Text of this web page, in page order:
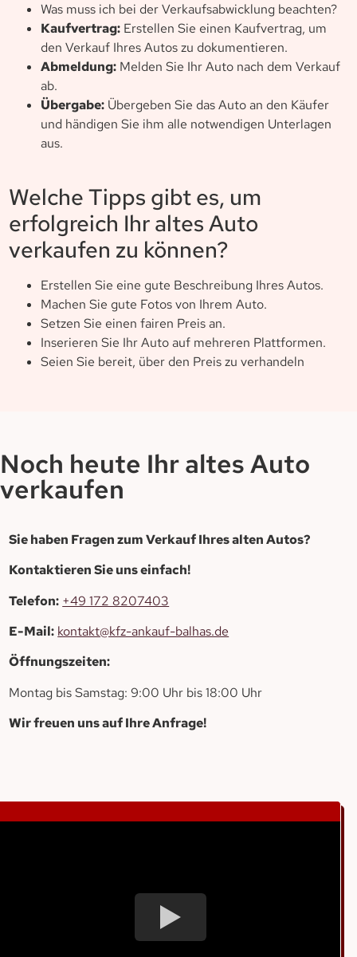
Was muss ich bei der Verkaufsabwicklung beachten?
Kaufvertrag: Erstellen Sie einen Kaufvertrag, um
den Verkauf Ihres Autos zu dokumentieren.
Abmeldung: Melden Sie Ihr Auto nach dem Verkauf
ab.
Übergabe: Übergeben Sie das Auto an den Käufer
und händigen Sie ihm alle notwendigen Unterlagen
aus.
Welche Tipps gibt es, um
erfolgreich Ihr altes Auto
verkaufen zu können?
Erstellen Sie eine gute Beschreibung Ihres Autos.
Machen Sie gute Fotos von Ihrem Auto.
Setzen Sie einen fairen Preis an.
Inserieren Sie Ihr Auto auf mehreren Plattformen.
Seien Sie bereit, über den Preis zu verhandeln
Noch heute Ihr altes Auto
verkaufen
Sie haben Fragen zum Verkauf Ihres alten Autos?
Kontaktieren Sie uns einfach!
Telefon: +49 172 8207403
E-Mail: kontakt@kfz-ankauf-balhas.de
Öffnungszeiten:
Montag bis Samstag: 9:00 Uhr bis 18:00 Uhr
Wir freuen uns auf Ihre Anfrage!